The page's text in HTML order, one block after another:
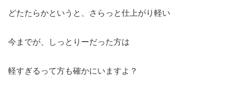
どたたらかというと、さらっと仕上がり軽い
今までが、しっとりーだった方は
軽すぎるって方も確かにいますよ？